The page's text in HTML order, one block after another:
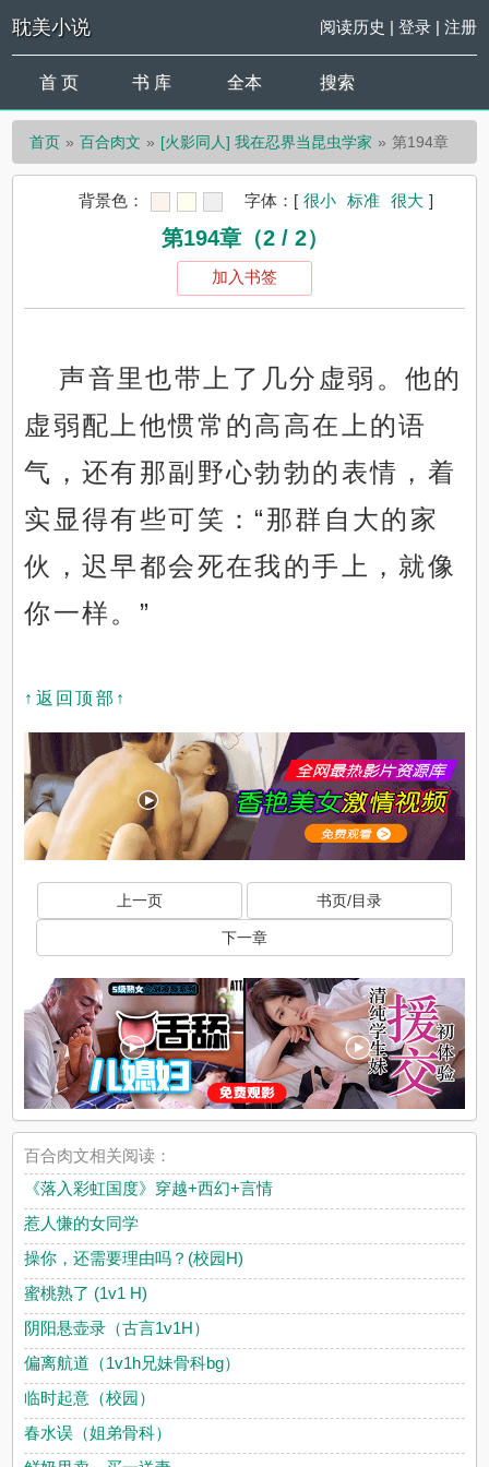
耽美小说 阅读历史 | 登录| 注册
首 页 书 库 全本 搜索
首页 百合肉文 [火影同人] 我在忍界当昆虫学家 第194章
背景色： 字体： [ 很小 标准 很大 ]
第194章（2 / 2）
加入书签
声音里也带上了几分虚弱。他的
虚弱配上他惯常的高高在上的语
气，还有那副野心勃勃的表情，着
实显得有些可笑：“那群自大的家
伙，迟早都会死在我的手上，就像
你一样。”
↑返回顶部↑
上一页 书页/目录
下一章
百合肉文相关阅读：
《落入彩虹国度》穿越+西幻+言情
惹人慊的女同学
操你，还需要理由吗？(校园H)
蜜桃熟了 (1v1 H)
阴阳悬壶录（古言1v1H）
偏离航道（1v1h兄妹骨科bg）
临时起意（校园）
春水误（姐弟骨科）